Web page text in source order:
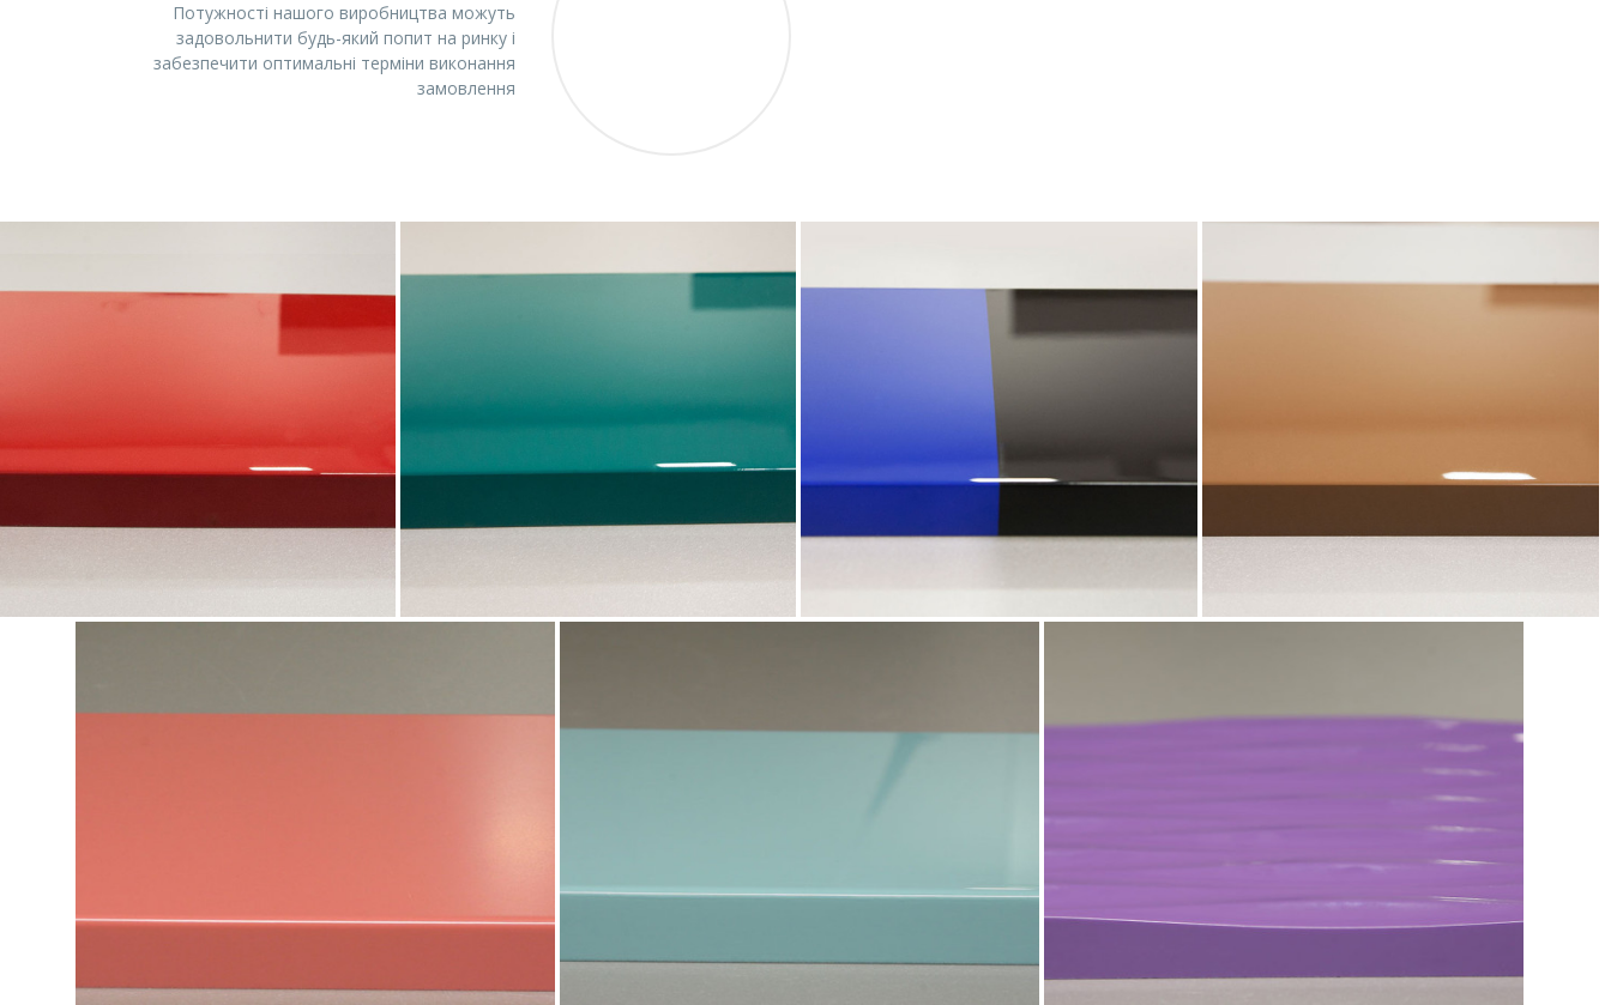
Потужності нашого виробництва можуть
задовольнити будь-який попит на ринку і
забезпечити оптимальні терміни виконання
замовлення